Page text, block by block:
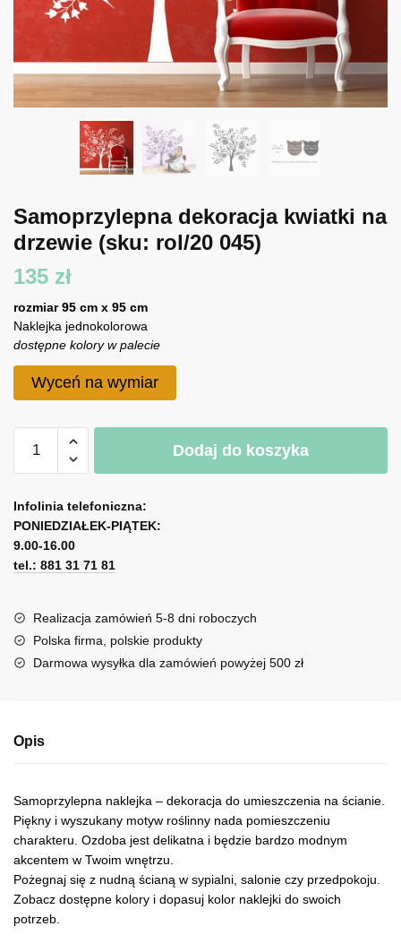
Samoprzylepna dekoracja kwiatki na
drzewie (sku: rol/20 045)
135 zł
rozmiar 95 cm x 95 cm
Naklejka jednokolorowa
dostępne kolory w palecie
Wyceń na wymiar
Samoprzylepna
kwiatki
na
drzewie
Dodaj do koszyka
Infolinia telefoniczna:
PONIEDZIAŁEK-PIĄTEK:
9.00-16.00
tel.: 881 31 71 81
Realizacja zamówień 5-8 dni roboczych
Polska firma, polskie produkty
Darmowa wysyłka dla zamówień powyżej 500 zł
Opis
Samoprzylepna naklejka – dekoracja do umieszczenia na ścianie.
Piękny i wyszukany motyw roślinny nada pomieszczeniu
charakteru. Ozdoba jest delikatna i będzie bardzo modnym
akcentem w Twoim wnętrzu.
Pożegnaj się z nudną ścianą w sypialni, salonie czy przedpokoju.
Zobacz dostępne kolory i dopasuj kolor naklejki do swoich
potrzeb.